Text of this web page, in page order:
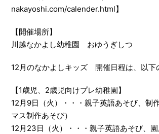
nakayoshi.com/calender.html】
【開催場所】
川越なかよし幼稚園 おゆうぎしつ
12月のなかよしキッズ 開催日程は、以下
【1歳児、2歳児向けプレ幼稚園】
12月9日（火）・・・親子英語あそび、制
マス制作あそび）
12月23日（火）・・・親子英語あそび、